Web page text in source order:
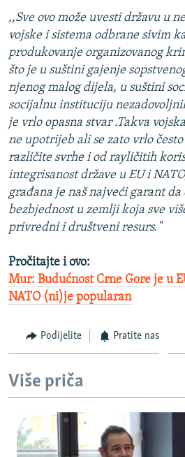
,,Sve ovo može uvesti državu u
vojske i sistema odbrane sivim
produkovanje organizovanog
što je u suštini gajenje
njenog malog dijela, u suštini
socijalnu instituciju
je vrlo opasna stvar .Takva
ne upotrijeb ali se zato vrlo
različite svrhe i od rayličitih
integrisanost države u EU i
građana je naš najveći garant da
bezbjednost u zemlji koja sve
privredni i društveni resurs."
Pročitajte i ovo:
Mur: Budućnost Crne Gore je u
NATO (ni)je popularan
Podijelite Pratite nas
Više priča